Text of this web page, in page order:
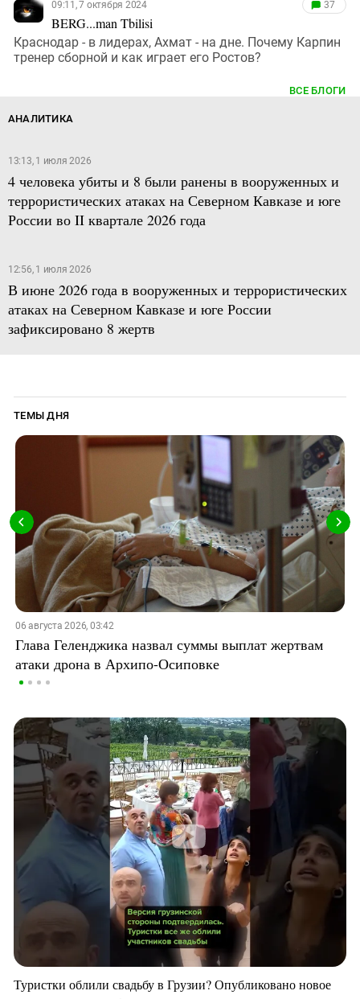
09:11, 7 октября 2024
BERG...man Tbilisi
37
Краснодар - в лидерах, Ахмат - на дне. Почему Карпин
тренер сборной и как играет его Ростов?
ВСЕ БЛОГИ
АНАЛИТИКА
13:13, 1 июля 2026
4 человека убиты и 8 были ранены в вооруженных и
террористических атаках на Северном Кавказе и юге
России во II квартале 2026 года
12:56, 1 июля 2026
В июне 2026 года в вооруженных и террористических
атаках на Северном Кавказе и юге России
зафиксировано 8 жертв
ТЕМЫ ДНЯ
06 августа 2026, 03:42
Глава Геленджика назвал суммы выплат жертвам
атаки дрона в Архипо-Осиповке
Туристки облили свадьбу в Грузии? Опубликовано новое